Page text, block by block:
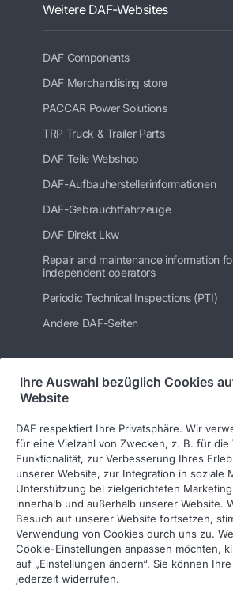
Weitere DAF-Websites
DAF Components
DAF Merchandising store
PACCAR Power Solutions
TRP Truck & Trailer Parts
DAF Teile Webshop
DAF-Aufbauherstellerinformationen
DAF-Gebrauchtfahrzeuge
DAF Direkt Lkw
Repair and maintenance information
independent operators
Periodic Technical Inspections (PTI)
Andere DAF-Seiten
Folgen Sie uns
© 2026 DAF
Rechtlicher
Datenschutzerklärung
Ihre Auswahl bezüglich Cookies
Website
DAF respektiert Ihre Privatsphäre. Wir
für eine Vielzahl von Zwecken, z. B. für die
Funktionalität, zur Verbesserung Ihres
unserer Website, zur Integration in soziale
Unterstützung bei zielgerichteten
innerhalb und außerhalb unserer Website.
Besuch auf unserer Website fortsetzen,
Verwendung von Cookies durch uns zu.
Cookie-Einstellungen anpassen möchten,
auf „Einstellungen ändern“. Sie können
jederzeit widerrufen.